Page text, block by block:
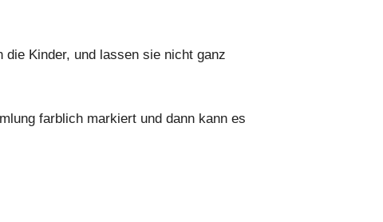
Kinder, und lassen sie nicht ganz
farblich markiert und dann kann es